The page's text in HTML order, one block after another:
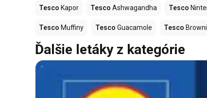
Tesco Kapor Tesco Ashwagandha Tesco
Tesco Muffiny Tesco Guacamole Tesco
Ďalšie letáky z kategórie